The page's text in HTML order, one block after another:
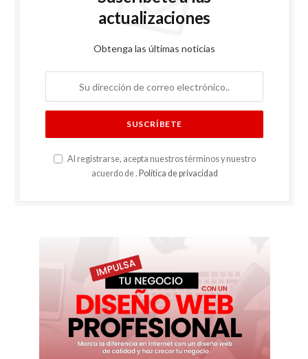
actualizaciones
Obtenga las últimas noticias
Al registrarse, acepta nuestros términos y nuestro
acuerdo de . Política de privacidad